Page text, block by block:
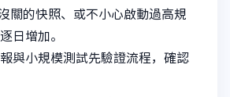
關的快照、或不小心啟動過高規
日增加。
與小規模測試先驗證流程，確認